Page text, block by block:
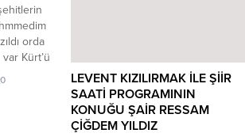
orda
Kürt’ü
.
0
LEVENT KIZILIRMAK İLE ŞİİR
SAATİ PROGRAMININ
KONUĞU ŞAİR RESSAM
ÇİĞDEM YILDIZ